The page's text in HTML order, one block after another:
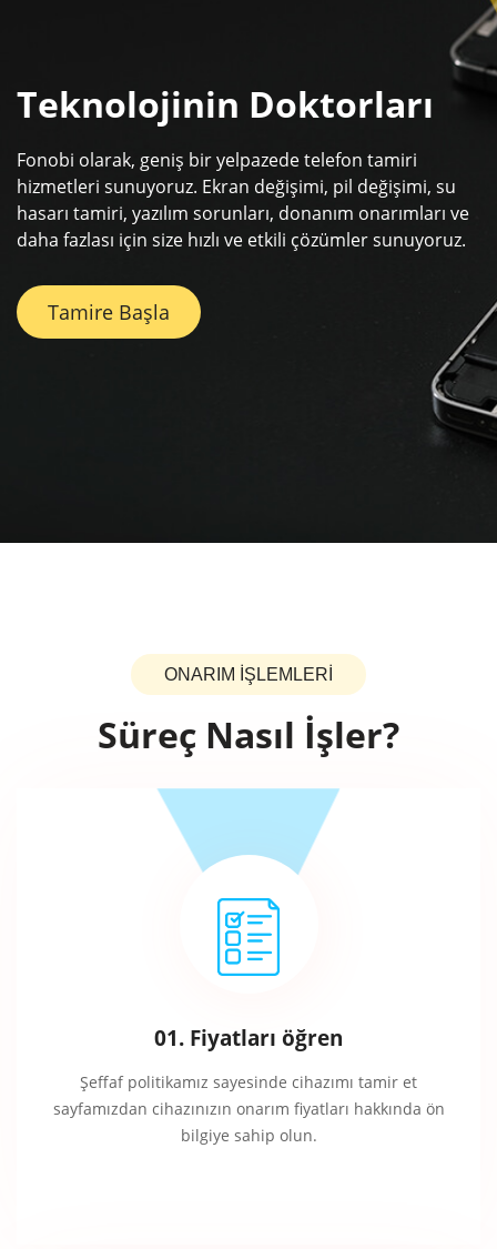
Teknolojinin Doktorları
Fonobi olarak, geniş bir yelpazede telefon tamiri
hizmetleri sunuyoruz. Ekran değişimi, pil değişimi, su
hasarı tamiri, yazılım sorunları, donanım onarımları ve
daha fazlası için size hızlı ve etkili çözümler sunuyoruz.
Tamire Başla
ONARIM İŞLEMLERİ
Süreç Nasıl İşler?
01. Fiyatları öğren
Şeffaf politikamız sayesinde cihazımı tamir et
sayfamızdan cihazınızın onarım fiyatları hakkında ön
bilgiye sahip olun.